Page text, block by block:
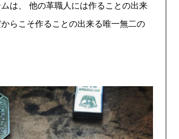
は、 他の革職人には作ることの出来
らこそ作ることの出来る唯一無二の